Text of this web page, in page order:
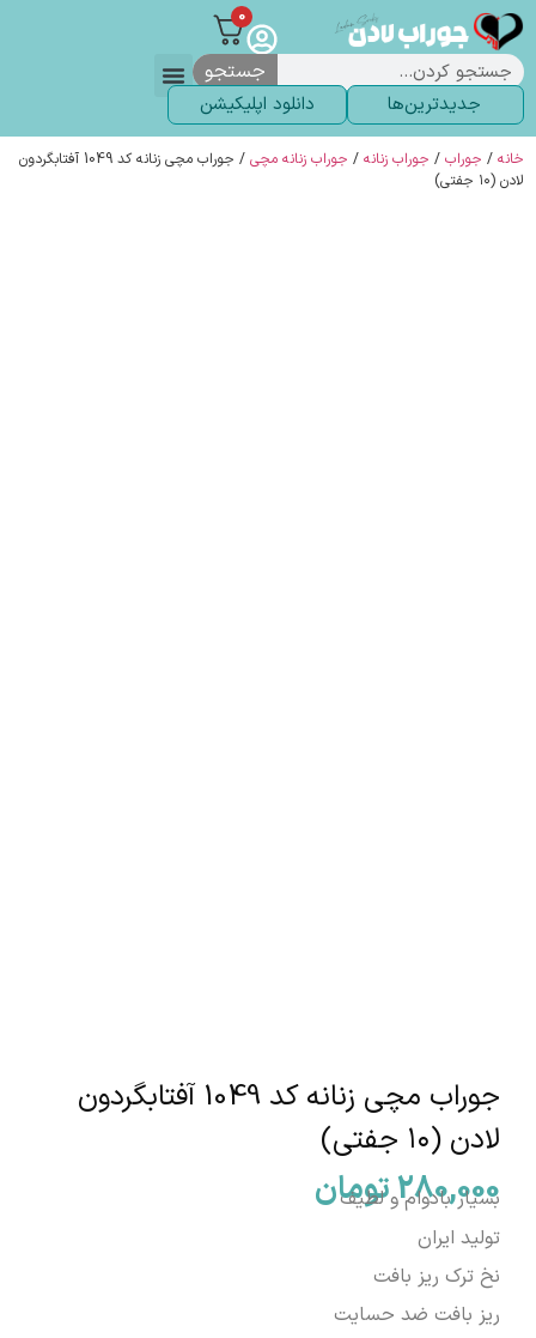
0
جستجو
جدیدترین‌ها دانلود اپلیکیشن
خانه / جوراب / جوراب زنانه / جوراب زنانه مچی
/ جوراب مچی زنانه کد 1049 آفتابگردون
لادن (۱۰ جفتی)
جوراب مچی زنانه کد 1049 آفتابگردون
لادن (۱۰ جفتی)
280,000تومان
بسیار بادوام و لطیف
تولید ایران
نخ ترک ریز بافت
ریز بافت ضد حسایت